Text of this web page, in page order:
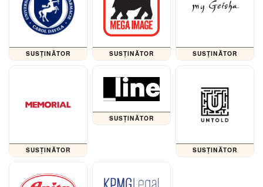
SUSȚINĂTOR SUSȚINĂTOR SUSȚINĂTOR
SUSȚINĂTOR
SUSȚINĂTOR
SUSȚINĂTOR